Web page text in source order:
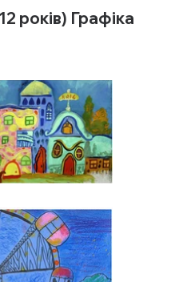
років) Графіка